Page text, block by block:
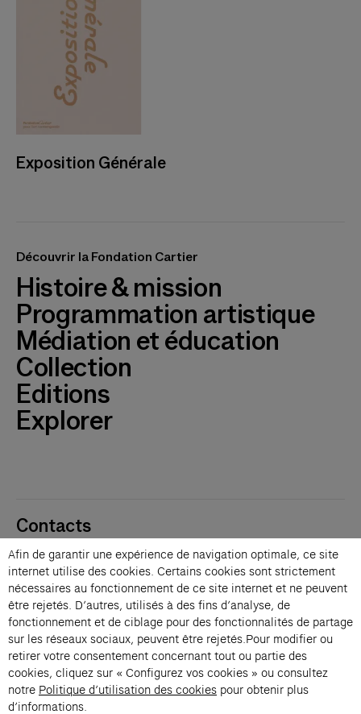
Exposition Générale
Découvrir la Fondation Cartier
Histoire & mission
Programmation artistique
Médiation et éducation
Collection
Editions
Explorer
Contacts
Membres
Presse
Privatisations
Changer de langue 
Inscription à la newsletter
→
En vous inscrivant à notre newsletter, vous acceptez notre politique de
Afin de garantir une expérience de navigation optimale, ce site
internet utilise des cookies. Certains cookies sont strictement
nécessaires au fonctionnement de ce site internet et ne peuvent
être rejetés. D’autres, utilisés à des fins d’analyse, de
fonctionnement et de ciblage pour des fonctionnalités de partage
sur les réseaux sociaux, peuvent être rejetés.Pour modifier ou
retirer votre consentement concernant tout ou partie des
cookies, cliquez sur « Configurez vos cookies » ou consultez
notre Politique d’utilisation des cookies pour obtenir plus
d’informations.